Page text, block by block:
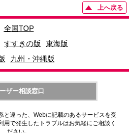
上へ戻る
全国TOP
すすきの版
東海版
九州・沖縄版
ザー相談窓口
と違った、Webに記載のあるサービスを受
用で発生したトラブルはお気軽にご相談く
ださい。